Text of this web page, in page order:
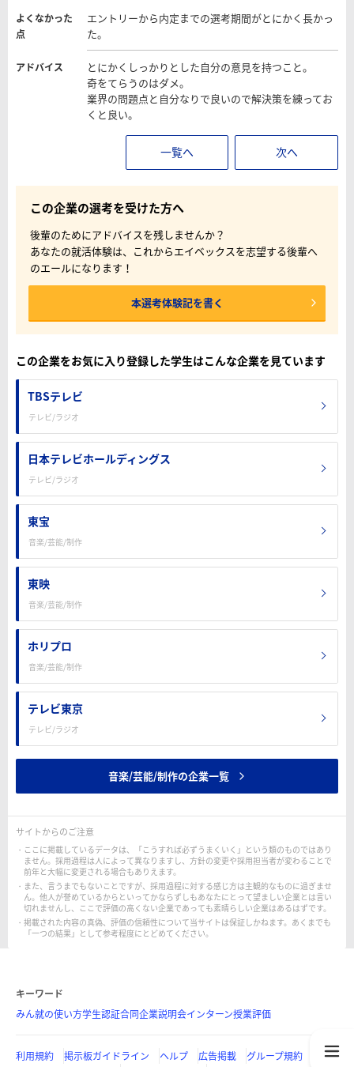
よくなかった
点
エントリーから内定までの選考期間がとにかく長かっ
た。
アドバイス
とにかくしっかりとした自分の意見を持つこと。
奇をてらうのはダメ。
業界の問題点と自分なりで良いので解決策を練ってお
くと良い。
一覧へ 次へ
この企業の選考を受けた方へ
後輩のためにアドバイスを残しませんか？
あなたの就活体験は、これからエイベックスを志望する後輩へ
のエールになります！
本選考体験記を書く
この企業をお気に入り登録した学生はこんな企業を見ています
TBSテレビ
テレビ/ラジオ
日本テレビホールディングス
テレビ/ラジオ
東宝
音楽/芸能/制作
東映
音楽/芸能/制作
ホリプロ
音楽/芸能/制作
テレビ東京
テレビ/ラジオ
音楽/芸能/制作の企業一覧
サイトからのご注意
ここに掲載しているデータは、「こうすれば必ずうまくいく」という類のものではあり
ません。採用過程は人によって異なりますし、方針の変更や採用担当者が変わることで
前年と大幅に変更される場合もありえます。
また、言うまでもないことですが、採用過程に対する感じ方は主観的なものに過ぎませ
ん。他人が誉めているからといってかならずしもあなたにとって望ましい企業とは言い
切れませんし、ここで評価の高くない企業であっても素晴らしい企業はあるはずです。
掲載された内容の真偽、評価の信頼性について当サイトは保証しかねます。あくまでも
「一つの結果」として参考程度にとどめてください。
キーワード
みん就の使い方学生認証合同企業説明会インターン授業評価
利用規約 掲示板ガイドライン ヘルプ 広告掲載
グループ規約